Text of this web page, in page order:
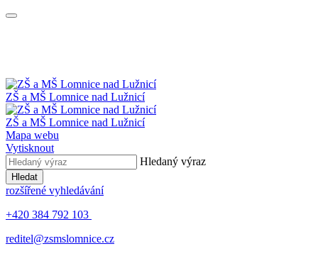
ZŠ a MŠ Lomnice nad Lužnicí
ZŠ a MŠ Lomnice nad Lužnicí
Mapa webu
Vytisknout
Hledaný výraz
Hledat
rozšířené vyhledávání
+420 384 792 103
reditel@zsmslomnice.cz